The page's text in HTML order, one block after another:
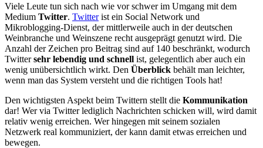
Viele Leute tun sich nach wie vor schwer im Umgang mit dem
Medium Twitter. Twitterist ein Social Network und
Mikroblogging-Dienst, der mittlerweile auch in der deutschen
Weinbranche und Weinszene recht ausgeprägt genutzt wird. Die
Anzahl der Zeichen pro Beitrag sind auf 140 beschränkt, wodurch
Twittersehr lebendig und schnell ist, gelegentlich aber auch ein
wenig unübersichtlich wirkt. Den Überblick behält man leichter,
wenn man das System versteht und die richtigen Tools hat!
Den wichtigsten Aspekt beim Twittern stellt die Kommunikation
dar! Wer via Twitter lediglich Nachrichten schicken will, wird damit
relativ wenig erreichen. Wer hingegen mit seinem sozialen
Netzwerk real kommuniziert, der kann damit etwas erreichen und
bewegen.